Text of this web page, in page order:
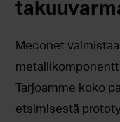
Meconet
Tarjoamme koko
etsimisestä